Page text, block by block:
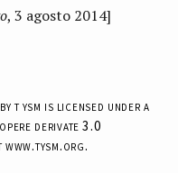
, 3 agosto 2014]
t ysm is licensed under a
derivate 3.0
www.tysm.org.